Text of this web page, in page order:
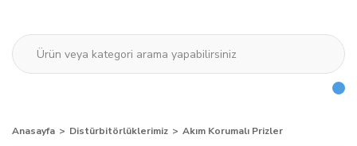
Anasayfa Distürbitörlüklerimiz Akım Korumalı Prizler